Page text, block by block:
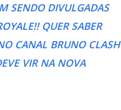
SENDO DIVULGADAS
QUER SABER
CANAL BRUNO CLASH
VIR NA NOVA